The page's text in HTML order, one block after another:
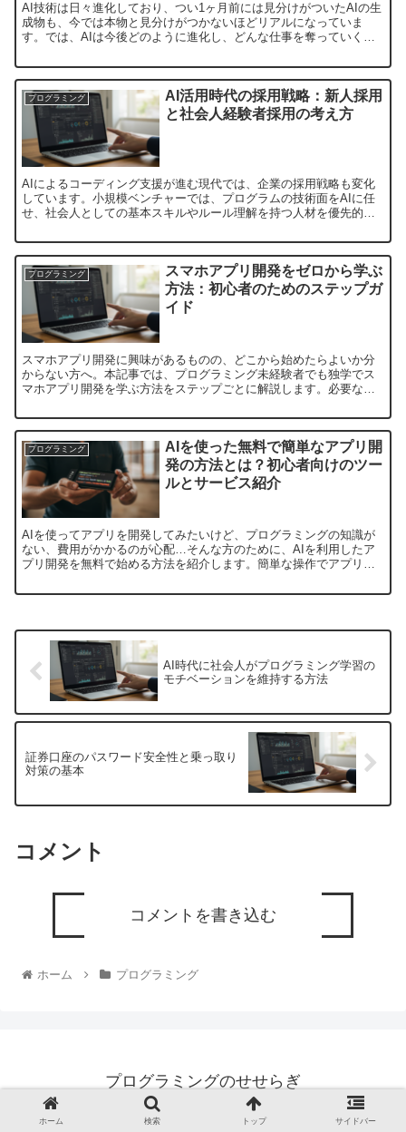
AI技術は日々進化しており、つい1ヶ月前には見分けがついたAIの生
成物も、今では本物と見分けがつかないほどリアルになっていま
す。では、AIは今後どのように進化し、どんな仕事を奪っていくの
プログラミング
AI活用時代の採用戦略：新人採用
と社会人経験者採用の考え方
AIによるコーディング支援が進む現代では、企業の採用戦略も変化
しています。小規模ベンチャーでは、プログラムの技術面をAIに任
せ、社会人としての基本スキルやルール理解を持つ人材を優先的に
プログラミング
スマホアプリ開発をゼロから学ぶ
方法：初心者のためのステップガ
イド
スマホアプリ開発に興味があるものの、どこから始めたらよいか分
からない方へ。本記事では、プログラミング未経験者でも独学でス
マホアプリ開発を学ぶ方法をステップごとに解説します。必要なプ
効...
プログラミング
AIを使った無料で簡単なアプリ開
発の方法とは？初心者向けのツー
ルとサービス紹介
AIを使ってアプリを開発してみたいけど、プログラミングの知識が
ない、費用がかかるのが心配…そんな方のために、AIを利用したア
プリ開発を無料で始める方法を紹介します。簡単な操作でアプリを
AI時代に社会人がプログラミング学習の
モチベーションを維持する方法
証券口座のパスワード安全性と乗っ取り
対策の基本
コメント
コメントを書き込む
ホーム プログラミング
プログラミングのせせらぎ
© 2019 プログラミングのせせらぎ.
ホーム 検索 トップ サイドバー